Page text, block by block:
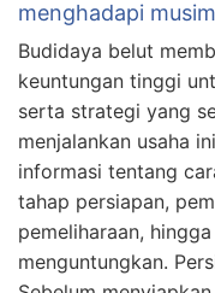
menghadapi
Budidaya belut
keuntungan tinggi
serta strategi yang
menjalankan usaha
informasi tentang
tahap persiapan,
pemeliharaan,
menguntungkan.